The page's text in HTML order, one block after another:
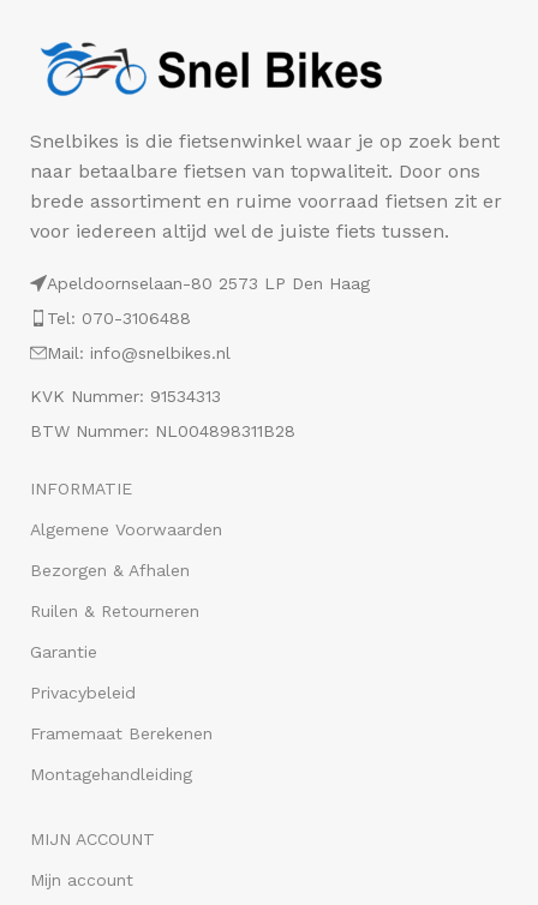
Snelbikes is die fietsenwinkel waar je op zoek bent
naar betaalbare fietsen van topwaliteit. Door ons
brede assortiment en ruime voorraad fietsen zit er
voor iedereen altijd wel de juiste fiets tussen.
Apeldoornselaan-80 2573 LP Den Haag
Tel: 070-3106488
Mail: info@snelbikes.nl
KVK Nummer: 91534313
BTW Nummer: NL004898311B28
INFORMATIE
Algemene Voorwaarden
Bezorgen & Afhalen
Ruilen & Retourneren
Garantie
Privacybeleid
Framemaat Berekenen
Montagehandleiding
MIJN ACCOUNT
Mijn account